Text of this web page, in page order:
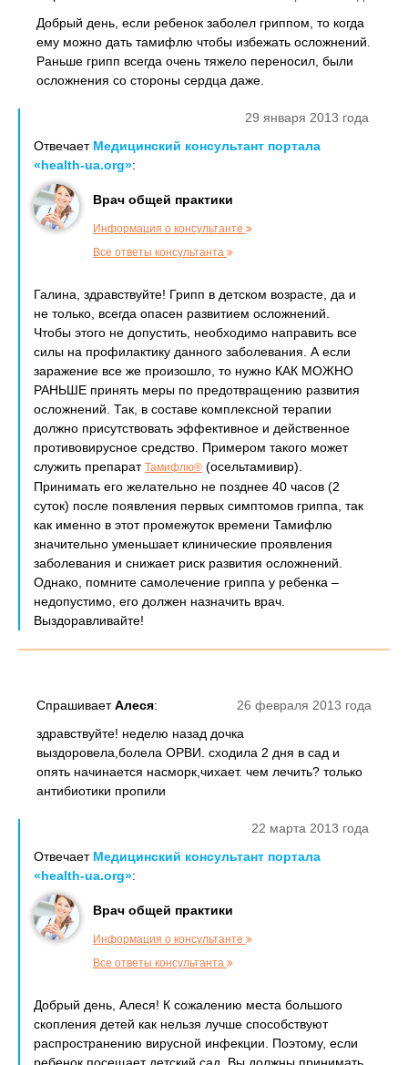
Добрый день, если ребенок заболел гриппом, то когда
ему можно дать тамифлю чтобы избежать осложнений.
Раньше грипп всегда очень тяжело переносил, были
осложнения со стороны сердца даже.
29 января 2013 года
Отвечает Медицинский консультант портала
«health-ua.org»:
Врач общей практики
Информация о консультанте
Все ответы консультанта
Галина, здравствуйте! Грипп в детском возрасте, да и
не только, всегда опасен развитием осложнений.
Чтобы этого не допустить, необходимо направить все
силы на профилактику данного заболевания. А если
заражение все же произошло, то нужно КАК МОЖНО
РАНЬШЕ принять меры по предотвращению развития
осложнений. Так, в составе комплексной терапии
должно присутствовать эффективное и действенное
противовирусное средство. Примером такого может
служить препарат Тамифлю® (осельтамивир).
Принимать его желательно не позднее 40 часов (2
суток) после появления первых симптомов гриппа, так
как именно в этот промежуток времени Тамифлю
значительно уменьшает клинические проявления
заболевания и снижает риск развития осложнений.
Однако, помните самолечение гриппа у ребенка –
недопустимо, его должен назначить врач.
Выздоравливайте!
26 февраля 2013 года
СпрашиваетАлеся:
здравствуйте! неделю назад дочка
выздоровела,болела ОРВИ. сходила 2 дня в сад и
опять начинается насморк,чихает. чем лечить? только
антибиотики пропили
22 марта 2013 года
Отвечает Медицинский консультант портала
«health-ua.org»:
Врач общей практики
Информация о консультанте
Все ответы консультанта
Добрый день, Алеся! К сожалению места большого
скопления детей как нельзя лучше способствуют
распространению вирусной инфекции. Поэтому, если